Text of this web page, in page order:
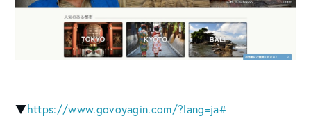
▼https://www.govoyagin.com/?lang=ja#